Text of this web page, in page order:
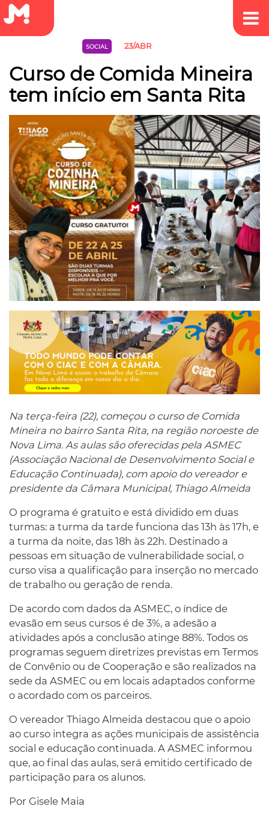
SOCIAL 23/ABR
Curso de Comida Mineira
tem início em Santa Rita
Na terça-feira (22), começou o curso de Comida
Mineira no bairro Santa Rita, na região noroeste de
Nova Lima. As aulas são oferecidas pela ASMEC
(Associação Nacional de Desenvolvimento Social e
Educação Continuada), com apoio do vereador e
presidente da Câmara Municipal, Thiago Almeida
O programa é gratuito e está dividido em duas
turmas: a turma da tarde funciona das 13h às 17h, e
a turma da noite, das 18h às 22h. Destinado a
pessoas em situação de vulnerabilidade social, o
curso visa a qualificação para inserção no mercado
de trabalho ou geração de renda.
De acordo com dados da ASMEC, o índice de
evasão em seus cursos é de 3%, a adesão a
atividades após a conclusão atinge 88%. Todos os
programas seguem diretrizes previstas em Termos
de Convênio ou de Cooperação e são realizados na
sede da ASMEC ou em locais adaptados conforme
o acordado com os parceiros.
O vereador Thiago Almeida destacou que o apoio
ao curso integra as ações municipais de assistência
social e educação continuada. A ASMEC informou
que, ao final das aulas, será emitido certificado de
participação para os alunos.
Por Gisele Maia